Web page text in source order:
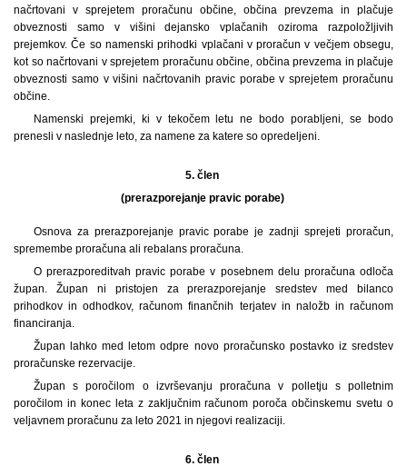
načrtovani v sprejetem proračunu občine, občina prevzema in plačuje
obveznosti samo v višini dejansko vplačanih oziroma razpoložljivih
prejemkov. Če so namenski prihodki vplačani v proračun v večjem obsegu,
kot so načrtovani v sprejetem proračunu občine, občina prevzema in plačuje
obveznosti samo v višini načrtovanih pravic porabe v sprejetem proračunu
občine.
Namenski prejemki, ki v tekočem letu ne bodo porabljeni, se bodo
prenesli v naslednje leto, za namene za katere so opredeljeni.
5. člen
(prerazporejanje pravic porabe)
Osnova za prerazporejanje pravic porabe je zadnji sprejeti proračun,
spremembe proračuna ali rebalans proračuna.
O prerazporeditvah pravic porabe v posebnem delu proračuna odloča
župan. Župan ni pristojen za prerazporejanje sredstev med bilanco
prihodkov in odhodkov, računom finančnih terjatev in naložb in računom
financiranja.
Župan lahko med letom odpre novo proračunsko postavko iz sredstev
proračunske rezervacije.
Župan s poročilom o izvrševanju proračuna v polletju s polletnim
poročilom in konec leta z zaključnim računom poroča občinskemu svetu o
veljavnem proračunu za leto 2021 in njegovi realizaciji.
6. člen